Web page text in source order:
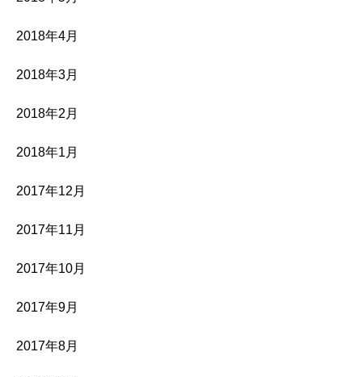
2018年4月
2018年3月
2018年2月
2018年1月
2017年12月
2017年11月
2017年10月
2017年9月
2017年8月